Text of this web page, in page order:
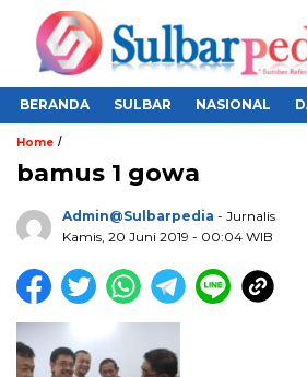
BERANDA SULBAR NASIONAL
Home /
bamus 1 gowa
Admin@sulbarpedia - Jurnalis
Kamis, 20 Juni 2019 - 00:04 WIB